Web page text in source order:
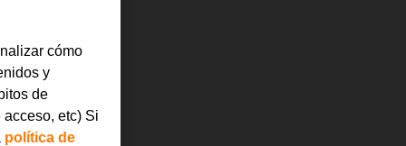
cómo
y
de
etc) Si
política de